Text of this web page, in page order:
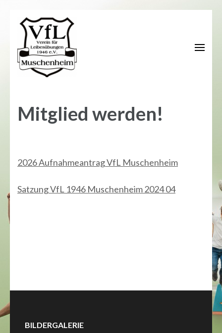
Zum
Inhalt
springen
(Enter
drücken)
Mitglied werden!
2026 Aufnahmeantrag VfL Muschenheim
Satzung VfL 1946 Muschenheim 2024 04
BILDERGALERIE